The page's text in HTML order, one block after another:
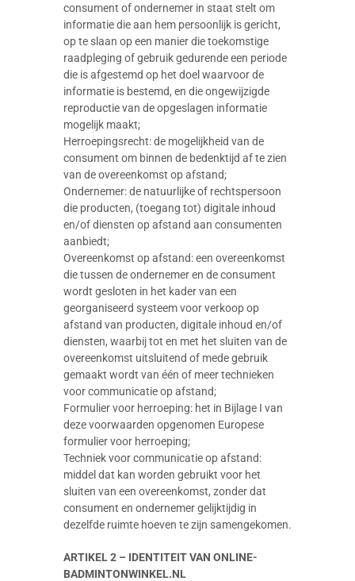
consument of ondernemer in staat stelt om
informatie die aan hem persoonlijk is gericht,
op te slaan op een manier die toekomstige
raadpleging of gebruik gedurende een periode
die is afgestemd op het doel waarvoor de
informatie is bestemd, en die ongewijzigde
reproductie van de opgeslagen informatie
mogelijk maakt;
Herroepingsrecht: de mogelijkheid van de
consument om binnen de bedenktijd af te zien
van de overeenkomst op afstand;
Ondernemer: de natuurlijke of rechtspersoon
die producten, (toegang tot) digitale inhoud
en/of diensten op afstand aan consumenten
aanbiedt;
Overeenkomst op afstand: een overeenkomst
die tussen de ondernemer en de consument
wordt gesloten in het kader van een
georganiseerd systeem voor verkoop op
afstand van producten, digitale inhoud en/of
diensten, waarbij tot en met het sluiten van de
overeenkomst uitsluitend of mede gebruik
gemaakt wordt van één of meer technieken
voor communicatie op afstand;
Formulier voor herroeping: het in Bijlage I van
deze voorwaarden opgenomen Europese
formulier voor herroeping;
Techniek voor communicatie op afstand:
middel dat kan worden gebruikt voor het
sluiten van een overeenkomst, zonder dat
consument en ondernemer gelijktijdig in
dezelfde ruimte hoeven te zijn samengekomen.
ARTIKEL 2 – IDENTITEIT VAN ONLINE-
BADMINTONWINKEL.NL